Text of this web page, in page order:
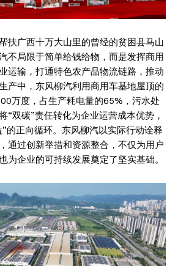
扶广西十万大山里的曾经的贫困县马山
不局限于简单给钱给物，而是发挥商用
运输，打通特色农产品物流链路，推动
产中，东风柳汽利用商用车基地屋顶的
万度，占生产耗电量的65%，污水处
“双碳”责任转化为企业运营成本优势，
的正向循环。东风柳汽以实际行动诠释
通过创新举措和资源整合，不仅为用户
为企业的可持续发展奠定了坚实基础。